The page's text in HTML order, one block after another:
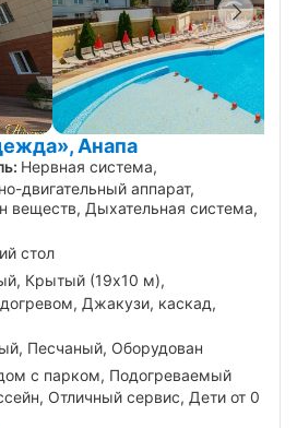
Анапа
Нервная система,
двигательный аппарат,
веществ, Дыхательная система,
стол
Крытый (19х10 м),
Джакузи, каскад,
Песчаный, Оборудован
с парком, Подогреваемый
Отличный сервис, Дети от 0